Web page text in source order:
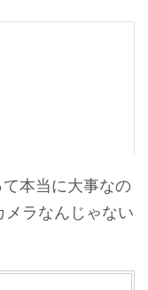
本当に大事なの
ラなんじゃない